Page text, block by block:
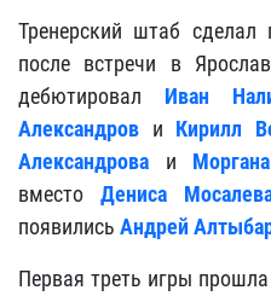
Тренерский штаб сделал
после встречи в
дебютировал Иван
Александров и Кирилл
Александрова и
вместо Дениса
появились Андрей
Первая треть игры